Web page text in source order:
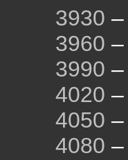
3930 –
3960 –
3990 –
4020 –
4050 –
4080 –